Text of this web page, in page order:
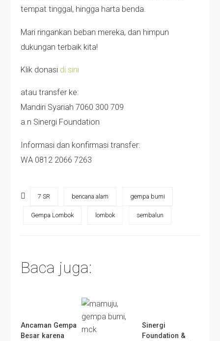
tempat tinggal, hingga harta benda.
Mari ringankan beban mereka, dan himpun
dukungan terbaik kita!
Klik donasi di sini
atau transfer ke:
Mandiri Syariah 7060 300 709
a.n Sinergi Foundation
Informasi dan konfirmasi transfer:
WA 0812 2066 7263
7 SR bencana alam gempa bumi
Gempa Lombok lombok sembalun
Baca juga:
Ancaman Gempa
Besar karena
Sinergi
Foundation &